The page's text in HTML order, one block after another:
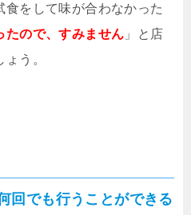
をして味が合わなかった
たので、すみません 」と店
う。
回でも行うことができる